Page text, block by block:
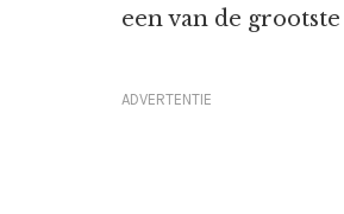
een van de
ADVERTENTIE